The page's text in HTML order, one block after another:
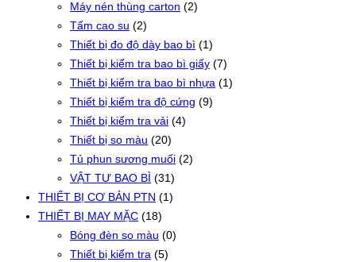
Máy nén thùng carton (2)
Tấm cao su (2)
Thiết bị đo độ dày bao bì (1)
Thiết bị kiểm tra bao bì giấy (7)
Thiết bị kiểm tra bao bì nhựa (1)
Thiết bị kiểm tra độ cứng (9)
Thiết bị kiểm tra vải (4)
Thiết bị so màu (20)
Tủ phun sương muối (2)
VẬT TƯ BAO BÌ (31)
THIẾT BỊ CƠ BẢN PTN (1)
THIẾT BỊ MAY MẶC (18)
Bóng đèn so màu (0)
Thiết bị kiểm tra (5)